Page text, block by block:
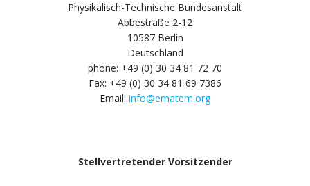
Physikalisch-Technische Bundesanstalt
Abbestraße 2-12
10587 Berlin
Deutschland
phone: +49 (0) 30 34 81 72 70
Fax: +49 (0) 30 34 81 69 7386
Email: info@ematem.org
Stellvertretender Vorsitzender